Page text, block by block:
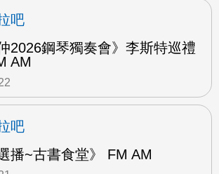
吧
2026鋼琴獨奏會》李斯特巡禮
AM
吧
播~古書食堂》 FM AM